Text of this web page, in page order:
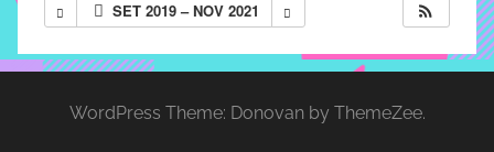
para
prevenção
SET 2019 – NOV 2021
WordPress Theme: Donovan by ThemeZee.